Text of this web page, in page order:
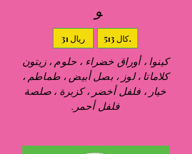
و
31 ريال 513 كال.
كينوا ، أوراق خضراء ، حلوم ، زيتون
كلاماتا ، لوز ، بصل أبيض ، طماطم ،
خيار ، فلفل أخضر ، كزبرة ، صلصة
فلفل أحمر.